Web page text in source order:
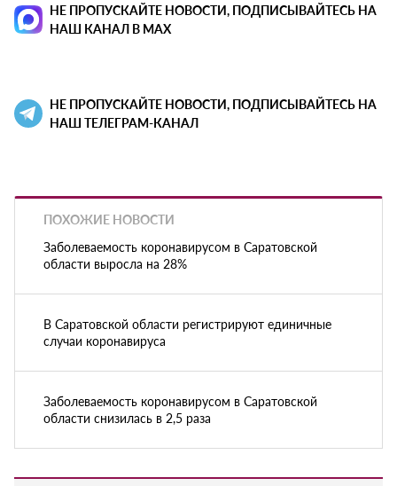
НЕ ПРОПУСКАЙТЕ НОВОСТИ, ПОДПИСЫВАЙТЕСЬ НА
НАШ КАНАЛ В MAX
НЕ ПРОПУСКАЙТЕ НОВОСТИ, ПОДПИСЫВАЙТЕСЬ НА
НАШ ТЕЛЕГРАМ-КАНАЛ
ПОХОЖИЕ НОВОСТИ
Заболеваемость коронавирусом в Саратовской
области выросла на 28%
В Саратовской области регистрируют единичные
случаи коронавируса
Заболеваемость коронавирусом в Саратовской
области снизилась в 2,5 раза